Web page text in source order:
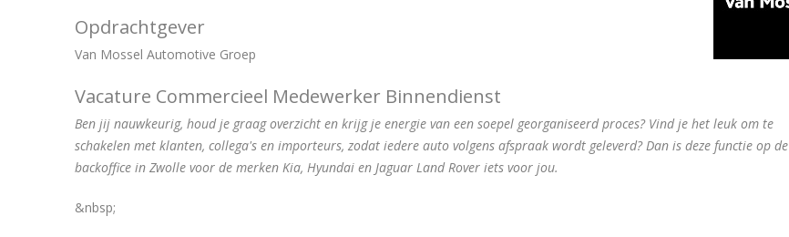
Opdrachtgever
Van Mossel Automotive Groep
Vacature Commercieel Medewerker Binnendienst
Ben jij nauwkeurig, houd je graag overzicht en krijg je energie van een soepel georganiseerd proces? Vind je het leuk om te
schakelen met klanten, collega's en importeurs, zodat iedere auto volgens afspraak wordt geleverd? Dan is deze functie op de
backoffice in Zwolle voor de merken Kia, Hyundai en Jaguar Land Rover iets voor jou.
&nbsp;